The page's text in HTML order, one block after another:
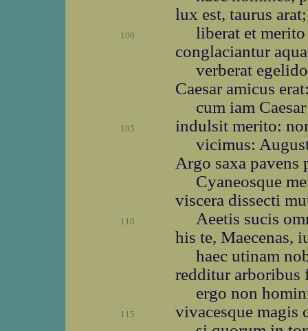
lux est, taurus
100
liberat et
conglaciantur
verberat
Caesar amicus
cum iam
105
indulsit merito:
vicimus:
Argo saxa pavens
Cyaneosque
viscera dissecti
110
Aeetis sucis
his te, Maecenas,
haec utinam
redditur arboribus
ergo non
115
vivacesque magis